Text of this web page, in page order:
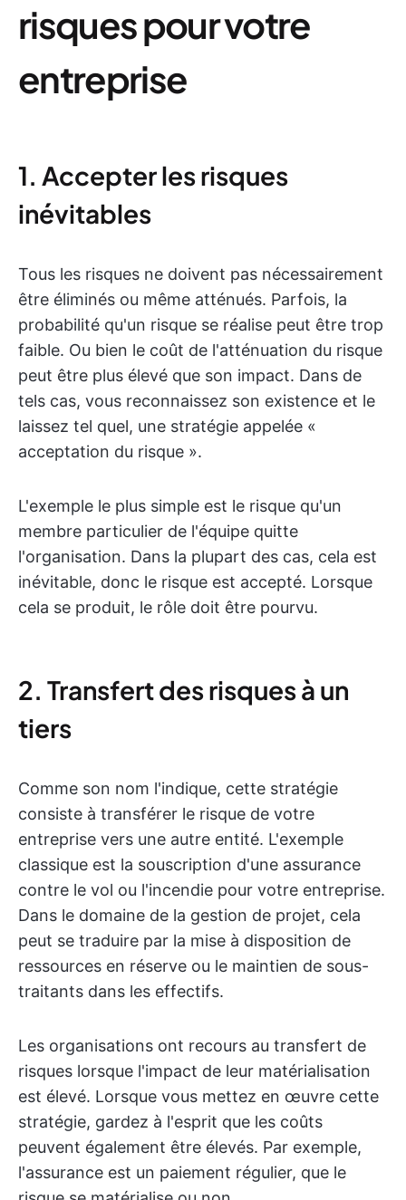
risques pour votre
entreprise
1. Accepter les risques
inévitables
Tous les risques ne doivent pas nécessairement
être éliminés ou même atténués. Parfois, la
probabilité qu'un risque se réalise peut être trop
faible. Ou bien le coût de l'atténuation du risque
peut être plus élevé que son impact. Dans de
tels cas, vous reconnaissez son existence et le
laissez tel quel, une stratégie appelée «
acceptation du risque ».
L'exemple le plus simple est le risque qu'un
membre particulier de l'équipe quitte
l'organisation. Dans la plupart des cas, cela est
inévitable, donc le risque est accepté. Lorsque
cela se produit, le rôle doit être pourvu.
2. Transfert des risques à un
tiers
Comme son nom l'indique, cette stratégie
consiste à transférer le risque de votre
entreprise vers une autre entité. L'exemple
classique est la souscription d'une assurance
contre le vol ou l'incendie pour votre entreprise.
Dans le domaine de la gestion de projet, cela
peut se traduire par la mise à disposition de
ressources en réserve ou le maintien de sous-
traitants dans les effectifs.
Les organisations ont recours au transfert de
risques lorsque l'impact de leur matérialisation
est élevé. Lorsque vous mettez en œuvre cette
stratégie, gardez à l'esprit que les coûts
peuvent également être élevés. Par exemple,
l'assurance est un paiement régulier, que le